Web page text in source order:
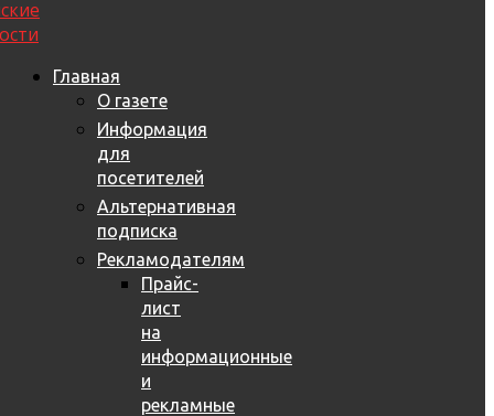
Главная
О газете
Информация
для
посетителей
Альтернативная
подписка
Рекламодателям
Прайс-
лист
на
информационные
и
рекламные